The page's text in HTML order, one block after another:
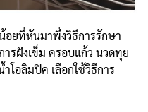
อยที่หันมาพึ่งวิธีการรักษา
รฝังเข็ม ครอบแก้ว นวดทุย
โอลิมปิค เลือกใช้วิธีการ